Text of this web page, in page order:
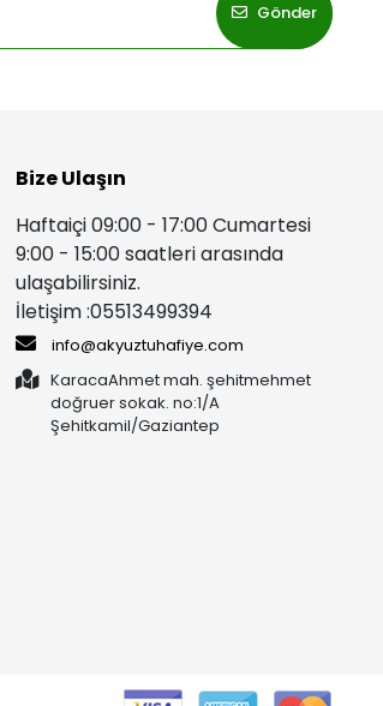
Gönder
Bize Ulaşın
Haftaiçi 09:00 - 17:00 Cumartesi
9:00 - 15:00 saatleri arasında
ulaşabilirsiniz.
İletişim :05513499394
info@akyuztuhafiye.com
KaracaAhmet mah. şehitmehmet
doğruer sokak. no:1/A
Şehitkamil/Gaziantep